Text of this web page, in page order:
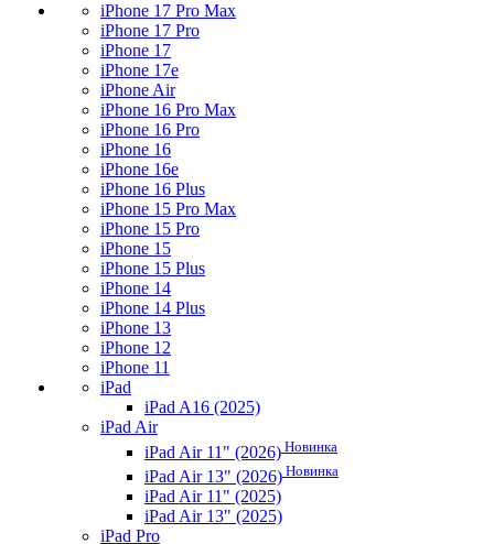
iPhone 17 Pro Max
iPhone 17 Pro
iPhone 17
iPhone 17e
iPhone Air
iPhone 16 Pro Max
iPhone 16 Pro
iPhone 16
iPhone 16e
iPhone 16 Plus
iPhone 15 Pro Max
iPhone 15 Pro
iPhone 15
iPhone 15 Plus
iPhone 14
iPhone 14 Plus
iPhone 13
iPhone 12
iPhone 11
iPad
iPad A16 (2025)
iPad Air
iPad Air 11" (2026) Новинка
iPad Air 13" (2026) Новинка
iPad Air 11" (2025)
iPad Air 13" (2025)
iPad Pro